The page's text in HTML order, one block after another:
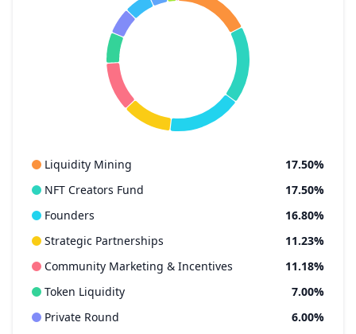
Liquidity Mining
17.50%
NFT Creators Fund
17.50%
Founders
16.80%
Strategic Partnerships
11.23%
Community Marketing & Incentives
11.18%
Token Liquidity
7.00%
Private Round
6.00%